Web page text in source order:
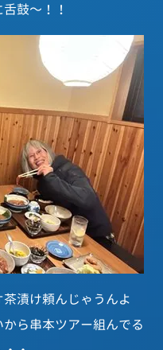
鼓～！！
漬け頼んじゃうんよ
ら串本ツアー組んでる